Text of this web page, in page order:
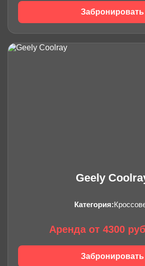
Забронировать
Geely
Категория:
Аренда от 4300
Забронировать